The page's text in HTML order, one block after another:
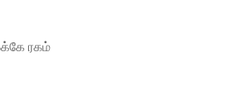
ரகம்